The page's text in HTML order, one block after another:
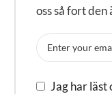
oss så fort
Jag har läst